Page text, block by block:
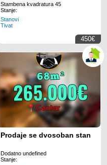
Stambena kvadratura 45
Stanje:
Stanovi
Tivat
450€
Prodaje se dvosoban stan
Dodatno undefined
Stanje: